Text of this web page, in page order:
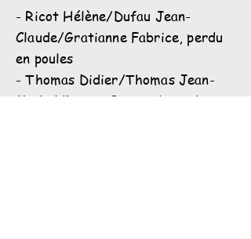
- Ricot Hélène/Dufau Jean-
Claude/Gratianne Fabrice, perdu
en poules
- Thomas Didier/Thomas Jean-
Michel/Duriez Bernard, perdu en